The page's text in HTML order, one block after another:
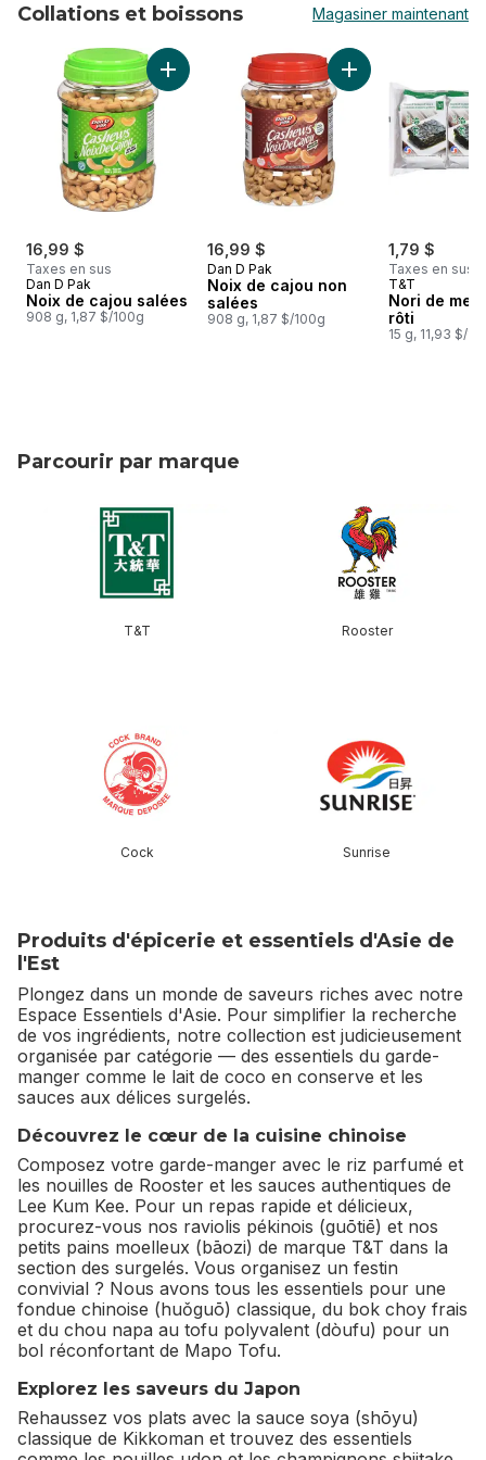
Collations et boissons Magasiner maintenant
sauter Collations et boissons
16,99 $
Taxes en sus
Dan D Pak
Noix de cajou salées
908 g, 1,87 $/100g
Ajouter Noix de cajou salées au panier
16,99 $
Dan D Pak
Noix de cajou non
salées
908 g, 1,87 $/100g
Ajouter Noix de
1,79 $
Taxes en sus
T&T
Nori de mer
rôti
15 g, 11,93 $/
Parcourir par marque
T&T Rooster
Cock Sunrise
Produits d'épicerie et essentiels d'Asie de
l'Est
Plongez dans un monde de saveurs riches avec notre
Espace Essentiels d'Asie. Pour simplifier la recherche
de vos ingrédients, notre collection est judicieusement
organisée par catégorie — des essentiels du garde-
manger comme le lait de coco en conserve et les
sauces aux délices surgelés.
Découvrez le cœur de la cuisine chinoise
Composez votre garde-manger avec le riz parfumé et
les nouilles de Rooster et les sauces authentiques de
Lee Kum Kee. Pour un repas rapide et délicieux,
procurez-vous nos raviolis pékinois (guōtiē) et nos
petits pains moelleux (bāozi) de marque T&T dans la
section des surgelés. Vous organisez un festin
convivial ? Nous avons tous les essentiels pour une
fondue chinoise (huǒguō) classique, du bok choy frais
et du chou napa au tofu polyvalent (dòufu) pour un
bol réconfortant de Mapo Tofu.
Explorez les saveurs du Japon
Rehaussez vos plats avec la sauce soya (shōyu)
classique de Kikkoman et trouvez des essentiels